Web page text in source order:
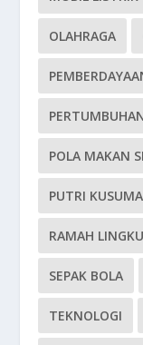
OLAHRAGA
POLA MAKAN
PUTRI
RAMAH
SEPAK BOLA
TEKNOLOGI